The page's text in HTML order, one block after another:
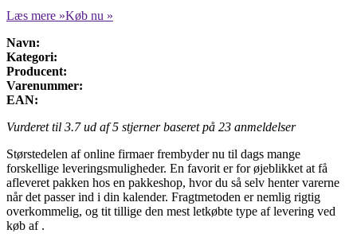
Læs mere »Køb nu »
Navn:
Kategori:
Producent:
Varenummer:
EAN:
Vurderet til 3.7ud af 5 stjerner baseret på 23 anmeldelser
Størstedelen af online firmaer frembyder nu til dags mange
forskellige leveringsmuligheder. En favorit er for øjeblikket at få
afleveret pakken hos en pakkeshop, hvor du så selv henter varerne
når det passer ind i din kalender. Fragtmetoden er nemlig rigtig
overkommelig, og tit tillige den mest letkøbte type af levering ved
køb af .